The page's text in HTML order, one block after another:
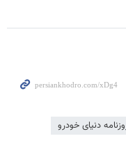
دنیای خودرو